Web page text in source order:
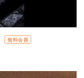
無料会員